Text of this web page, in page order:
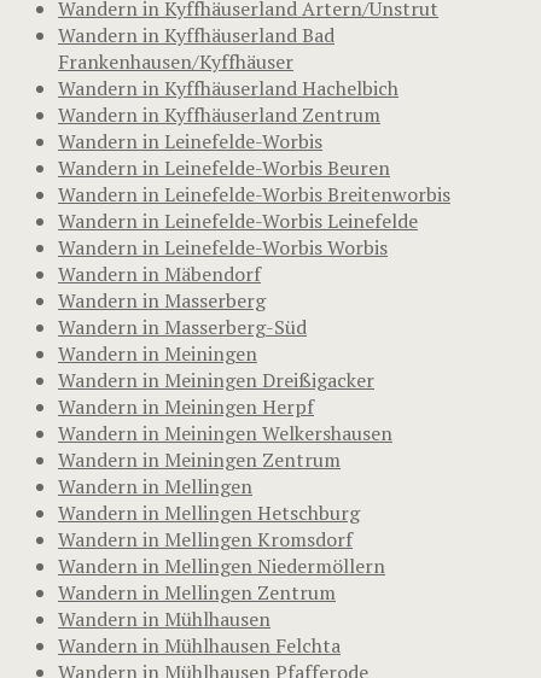
Wandern in Kyffhäuserland Artern/Unstrut
Wandern in Kyffhäuserland Bad
Frankenhausen/Kyffhäuser
Wandern in Kyffhäuserland Hachelbich
Wandern in Kyffhäuserland Zentrum
Wandern in Leinefelde-Worbis
Wandern in Leinefelde-Worbis Beuren
Wandern in Leinefelde-Worbis Breitenworbis
Wandern in Leinefelde-Worbis Leinefelde
Wandern in Leinefelde-Worbis Worbis
Wandern in Mäbendorf
Wandern in Masserberg
Wandern in Masserberg-Süd
Wandern in Meiningen
Wandern in Meiningen Dreißigacker
Wandern in Meiningen Herpf
Wandern in Meiningen Welkershausen
Wandern in Meiningen Zentrum
Wandern in Mellingen
Wandern in Mellingen Hetschburg
Wandern in Mellingen Kromsdorf
Wandern in Mellingen Niedermöllern
Wandern in Mellingen Zentrum
Wandern in Mühlhausen
Wandern in Mühlhausen Felchta
Wandern in Mühlhausen Pfafferode